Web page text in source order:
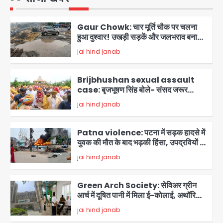
2
Gaur Chowk: चार मूर्ति चौक पर चलना
हुआ दुश्वार! उखड़ी सड़कें और जलभराव बना
आफत, अंडरपास पर भी खतरा
jai hind janab
3
Brijbhushan sexual assault
case: बृजभूषण सिंह बोले- संसद जरूर
लौटूंगा, हुई चरित्र हत्या की कोशिश, प्रियंका
गांधी को बरगलाया गया, यौन शोषण नहीं ‘गुड-
बैड टच’ का था मामला
jai hind janab
4
Patna violence: पटना में सड़क हादसे में
युवक की मौत के बाद भड़की हिंसा, उपद्रवियों ने
फूंकीं 10 गाड़ियां, ट्रैफिक पोस्ट और स्लीपर
बस भी जलाई, NH-30 जाम
jai hind janab
5
Green Arch Society: सेविअर ग्रीन
आर्च में दूषित पानी में मिला ई-कोलाई, अथॉरिटी
ने शुरू की सैंपलिंग जांच
jai hind janab